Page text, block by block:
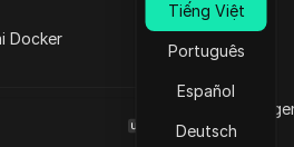
Browser User
Docker
Tiếng Việt
Português
Español
Deutsch
Vượt qua hạn chế tại
Na Uy: Proxy cho